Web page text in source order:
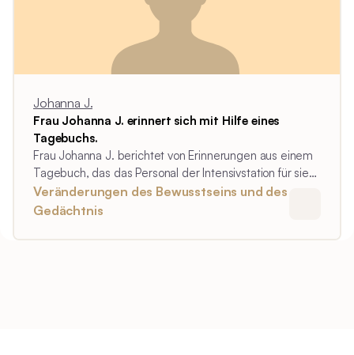
Johanna J.
Frau Johanna J. erinnert sich mit Hilfe eines
Tagebuchs.
Frau Johanna J. berichtet von Erinnerungen aus einem
Tagebuch, das das Personal der Intensivstation für sie
geschrieben hat.
Veränderungen des Bewusstseins und des
Gedächtnis